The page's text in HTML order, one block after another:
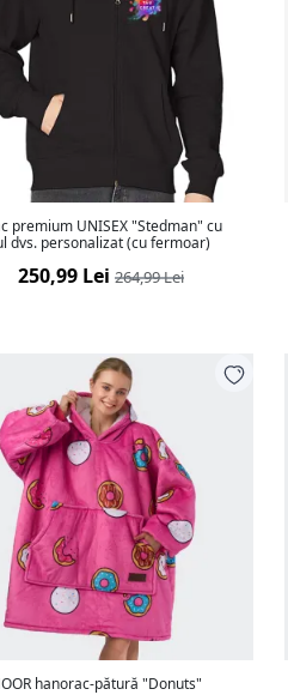
premium UNISEX "Stedman" cu
dvs. personalizat (cu fermoar)
250,99 Lei 264,99 Lei
hanorac-pătură "Donuts"